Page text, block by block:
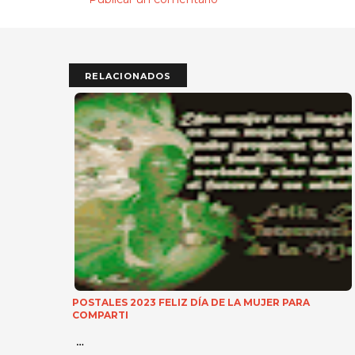
RELACIONADOS
POSTALES 2023 FELIZ DÍA DE LA MUJER PARA
COMPARTI
…